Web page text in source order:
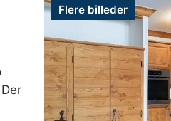
Flere billeder